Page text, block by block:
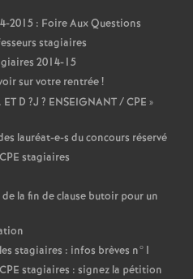
2015 : Foire Aux Questions
stagiaires
2014-15
sur votre rentrée!
ET D ?J ? ENSEIGNANT/CPE »
lauréat-e-s du concours réservé
CPE stagiaires
la fin de clause butoir pour un
stagiaires : infos brèves n°1
CPE stagiaires : signez la pétition